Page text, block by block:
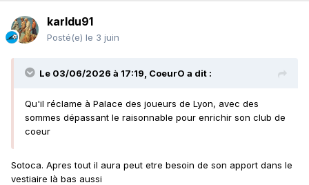
karldu91
Posté(e) le 3 juin
Le 03/06/2026 à 17:19, CoeurO a dit :
Qu'il réclame à Palace des joueurs de Lyon, avec des
sommes dépassant le raisonnable pour enrichir son club de
coeur
Sotoca. Apres tout il aura peut etre besoin de son apport dans le
vestiaire là bas aussi